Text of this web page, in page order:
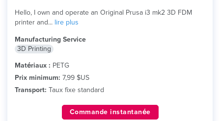
Hello, I own and operate an Original Prusa i3 mk2 3D FDM
printer and... lire plus
Manufacturing Service
3D Printing
Matériaux : PETG
Prix minimum: 7,99 $US
Transport: Taux fixe standard
Commande instantanée